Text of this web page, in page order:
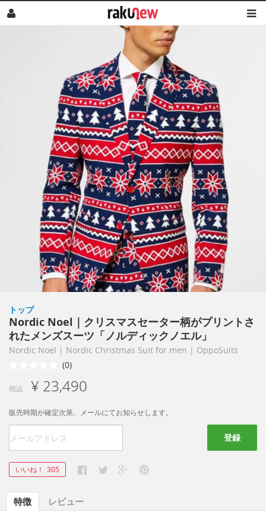
トップ
Nordic Noel｜クリスマスセーター柄がプリントさ
れたメンズスーツ「ノルディックノエル」
Nordic Noel | Nordic Christmas Suit for men | OppoSuits
(0)
税込 ¥ 23,490
販売時期が確定次第、メールにてお知らせします。
登録
いいね！ 305
特徴 レビュー